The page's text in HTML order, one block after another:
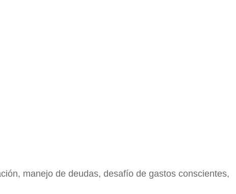
manejo de deudas, desafío de gastos conscientes,